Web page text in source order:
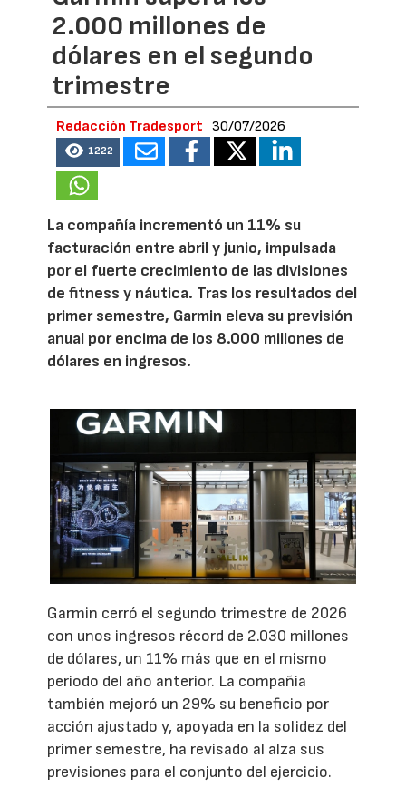
2.000 millones de
dólares en el segundo
trimestre
Redacción Tradesport 30/07/2026
1222
La compañía incrementó un 11% su
facturación entre abril y junio, impulsada
por el fuerte crecimiento de las divisiones
de fitness y náutica. Tras los resultados del
primer semestre, Garmin eleva su previsión
anual por encima de los 8.000 millones de
dólares en ingresos.
Garmin cerró el segundo trimestre de 2026
con unos ingresos récord de 2.030 millones
de dólares, un 11% más que en el mismo
periodo del año anterior. La compañía
también mejoró un 29% su beneficio por
acción ajustado y, apoyada en la solidez del
primer semestre, ha revisado al alza sus
previsiones para el conjunto del ejercicio.